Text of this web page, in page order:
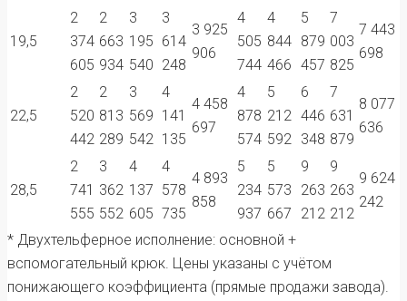
19,5
2
374
605
2
663
934
3
195
540
3
614
248
3 925
906
4
505
744
4
844
466
5
879
457
7
003
825
7 443
698
22,5
2
520
442
2
813
289
3
569
542
4
141
135
4 458
697
4
878
574
5
212
592
6
446
348
7
631
879
8 077
636
28,5
2
741
555
3
362
552
4
137
605
4
578
735
4 893
858
5
234
937
5
573
667
9
263
212
9
263
212
9 624
242
* Двухтельферное исполнение: основной +
вспомогательный крюк. Цены указаны с учётом
понижающего коэффициента (прямые продажи завода).